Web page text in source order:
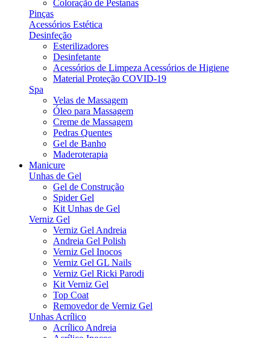
Coloração de Pestanas
Pinças
Acessórios Estética
Desinfeção
Esterilizadores
Desinfetante
Acessórios de Limpeza Acessórios de Higiene
Material Proteção COVID-19
Spa
Velas de Massagem
Óleo para Massagem
Creme de Massagem
Pedras Quentes
Gel de Banho
Maderoterapia
Manicure
Unhas de Gel
Gel de Construção
Spider Gel
Kit Unhas de Gel
Verniz Gel
Verniz Gel Andreia
Andreia Gel Polish
Verniz Gel Inocos
Verniz Gel GL Nails
Verniz Gel Ricki Parodi
Kit Verniz Gel
Top Coat
Removedor de Verniz Gel
Unhas Acrílico
Acrílico Andreia